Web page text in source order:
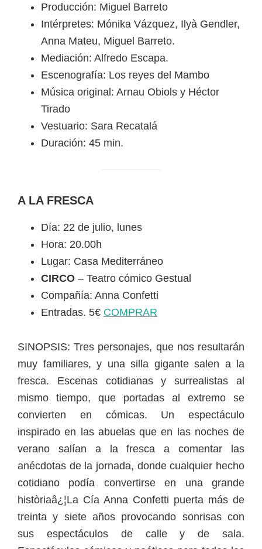
Producción: Miguel Barreto
Intérpretes: Mónika Vázquez, Ilyà Gendler,
Anna Mateu, Miguel Barreto.
Mediación: Alfredo Escapa.
Escenografía: Los reyes del Mambo
Música original: Arnau Obiols y Héctor
Tirado
Vestuario: Sara Recatalá
Duración: 45 min.
A LA FRESCA
Día: 22 de julio, lunes
Hora: 20.00h
Lugar: Casa Mediterráneo
CIRCO – Teatro cómico Gestual
Compañía: Anna Confetti
Entradas. 5€ COMPRAR
SINOPSIS: Tres personajes, que nos resultarán
muy familiares, y una silla gigante salen a la
fresca. Escenas cotidianas y surrealistas al
mismo tiempo, que portadas al extremo se
convierten en cómicas. Un espectáculo
inspirado en las abuelas que en las noches de
verano salían a la fresca a comentar las
anécdotas de la jornada, donde cualquier hecho
cotidiano podía convertirse en una grande
històriaâ¿¦La Cía Anna Confetti puerta más de
treinta y siete años provocando sonrisas con
sus espectáculos de calle y de sala.